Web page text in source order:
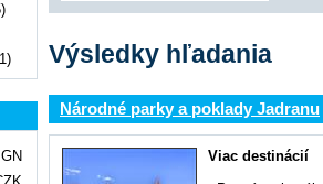
Výsledky hľadania
Národné parky a poklady Jadranu
Viac destinácií